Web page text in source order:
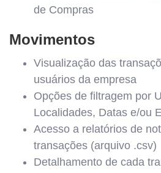
de Compras
Movimentos
Visualização das
usuários da empresa
Opções de filtragem por
Localidades, Datas e/ou
Acesso a relatórios de
transações (arquivo .csv)
Detalhamento de cada